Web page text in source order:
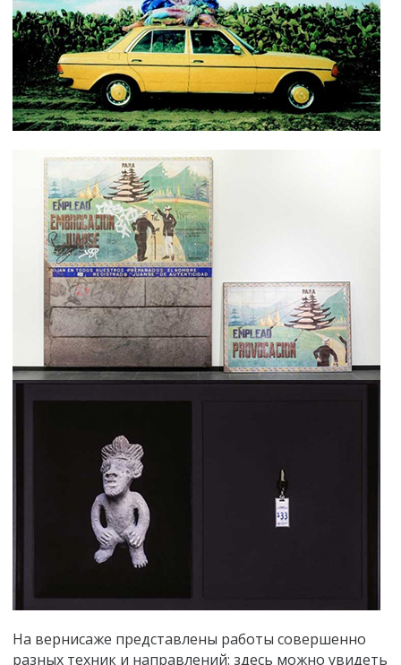
На вернисаже представлены работы совершенно
разных техник и направлений: здесь можно увидеть